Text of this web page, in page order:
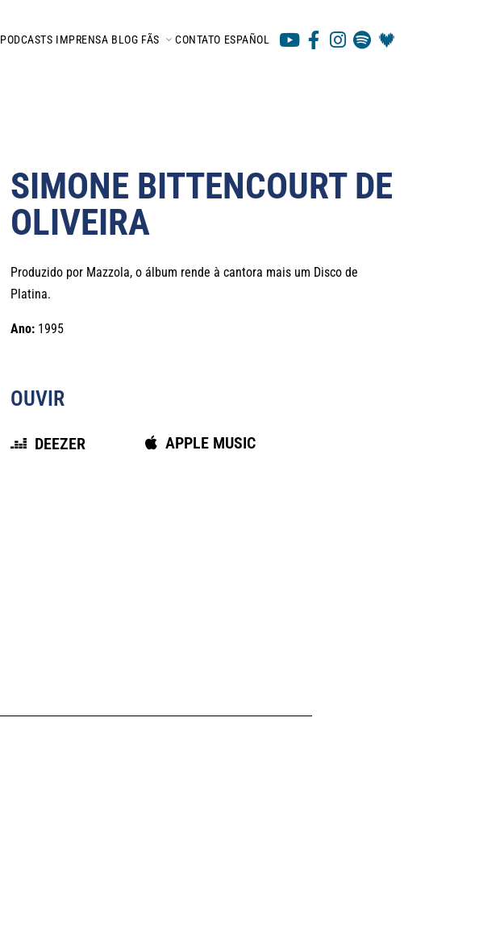
PODCASTS IMPRENSA BLOG FÃS CONTATO ESPAÑOL
SIMONE BITTENCOURT DE
OLIVEIRA
Produzido por Mazzola, o álbum rende à cantora mais um Disco de
Platina.
Ano: 1995
OUVIR
DEEZER APPLE MUSIC